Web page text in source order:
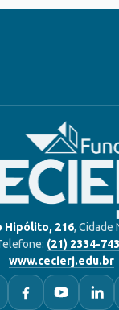
Hipólito, 216, Cidade
(21) 2334-
www.cecierj.edu.br